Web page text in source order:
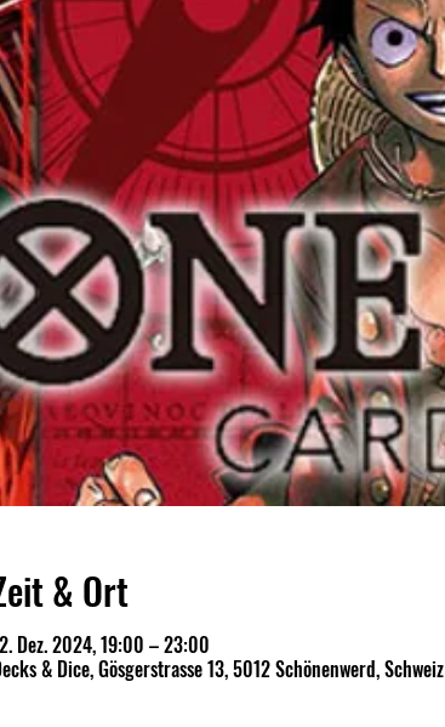
& Ort
Dez. 2024, 19:00 – 23:00
& Dice, Gösgerstrasse 13, 5012 Schönenwerd, Schweiz